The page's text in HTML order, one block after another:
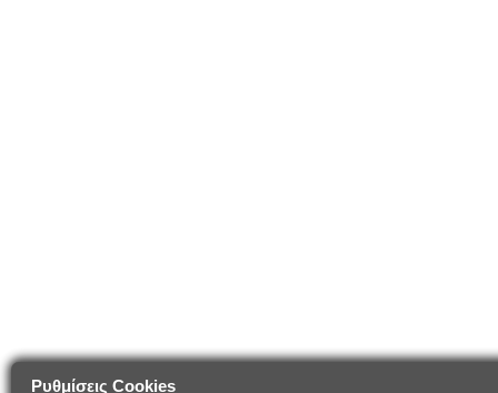
Ρυθμίσεις Cookies